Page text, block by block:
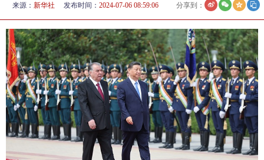
来源： 新华社 发布时间： 2024-07-06 08:59:06 分享到：